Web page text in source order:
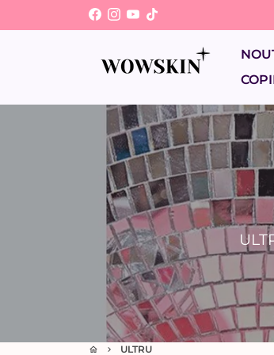
la
home keyboard_arrow_right ULTRU